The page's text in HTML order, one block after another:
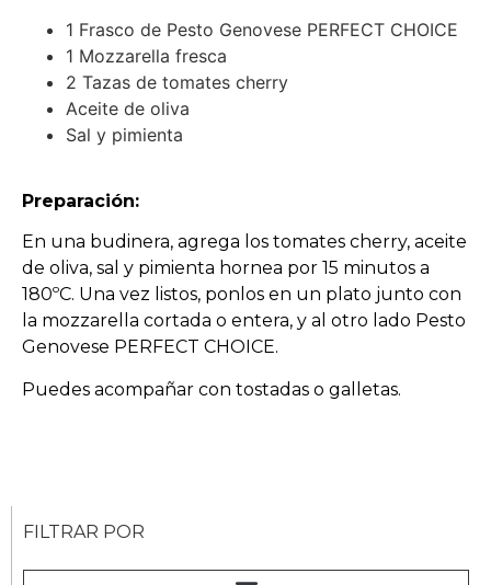
1 Frasco de Pesto Genovese PERFECT CHOICE
1 Mozzarella fresca
2 Tazas de tomates cherry
Aceite de oliva
Sal y pimienta
Preparación:
En una budinera, agrega los tomates cherry, aceite
de oliva, sal y pimienta hornea por 15 minutos a
180ºC. Una vez listos, ponlos en un plato junto con
la mozzarella cortada o entera, y al otro lado Pesto
Genovese PERFECT CHOICE.
Puedes acompañar con tostadas o galletas.
FILTRAR POR